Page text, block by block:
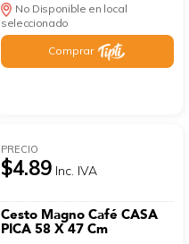
No Disponible en local
seleccionado
Comprar
PRECIO
$4.89 Inc. IVA
Cesto Magno Café CASA
PICA 58 X 47 Cm